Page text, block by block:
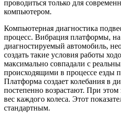
проводиться только для
компьютером.
Компьютерная диагностика
процесс. Вибрация платформы, на
диагностируемый автомобиль,
создать такие условия работы
максимально совпадали с
происходящими в процессе езды
Платформа создает колебания в
постепенно возрастают. При этом
вес каждого колеса. Этот
стандартным.